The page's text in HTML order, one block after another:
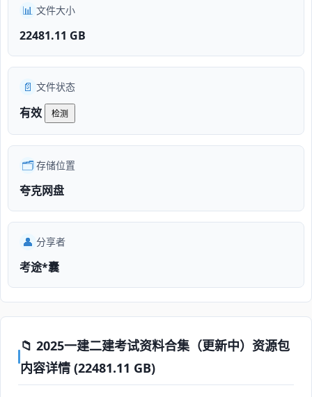
📊 文件大小
22481.11 GB
📄 文件状态
有效 检测
🗂️存储位置
夸克网盘
👤 分享者
考途*囊
📁 2025一建二建考试资料合集（更新中）资源包
内容详情 (22481.11 GB)